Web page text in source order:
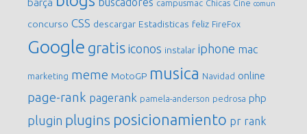
campusmac Chicas Cine comun
concurso CSS descargar Estadisticas feliz FireFox
Google gratis iconos instalar iphone mac
marketing meme MotoGP musica Navidad online
page-rank pagerank pamela-anderson pedrosa php
plugin plugins posicionamiento pr rank